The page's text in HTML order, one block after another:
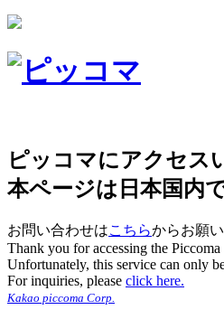
ピッコマにアクセス
本ページは日本国内
お問い合わせはこちらからお願
Thank you for accessing the Piccoma
Unfortunately, this service can only
For inquiries, please click here.
Kakao piccoma Corp.